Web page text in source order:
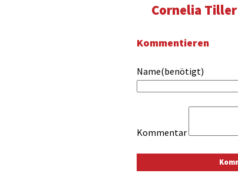
Cornelia Tiller
Kommentieren
Name(benötigt)
Kommentar